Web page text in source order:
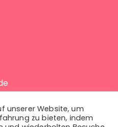
unserer Website, um
zu bieten, indem